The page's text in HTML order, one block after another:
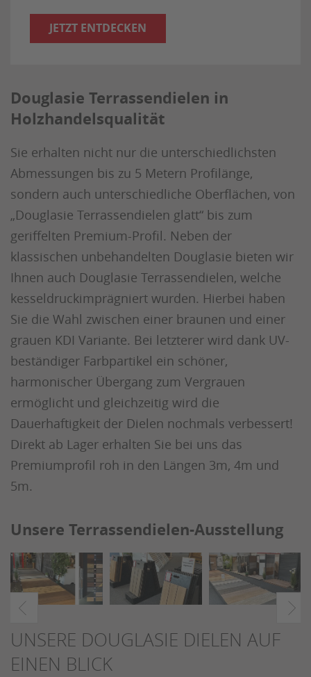
JETZT ENTDECKEN
Douglasie Terrassendielen in
Holzhandelsqualität
Sie erhalten nicht nur die unterschiedlichsten
Abmessungen bis zu 5 Metern Profilänge,
sondern auch unterschiedliche Oberflächen, von
„Douglasie Terrassendielen glatt“ bis zum
geriffelten Premium-Profil. Neben der
klassischen unbehandelten Douglasie bieten wir
Ihnen auch Douglasie Terrassendielen, welche
kesseldruckimprägniert wurden. Hierbei haben
Sie die Wahl zwischen einer braunen und einer
grauen KDI Variante. Bei letzterer wird dank UV-
beständiger Farbpartikel ein schöner,
harmonischer Übergang zum Vergrauen
ermöglicht und gleichzeitig wird die
Dauerhaftigkeit der Dielen nochmals verbessert!
Direkt ab Lager erhalten Sie bei uns das
Premiumprofil roh in den Längen 3m, 4m und
5m.
Unsere Terrassendielen-Ausstellung
UNSERE DOUGLASIE DIELEN AUF
EINEN BLICK